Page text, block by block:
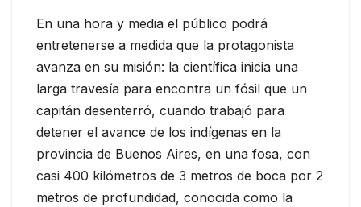
En una hora y media el público podrá
entretenerse a medida que la protagonista
avanza en su misión: la científica inicia una
larga travesía para encontra un fósil que un
capitán desenterró, cuando trabajó para
detener el avance de los indígenas en la
provincia de Buenos Aires, en una fosa, con
casi 400 kilómetros de 3 metros de boca por 2
metros de profundidad, conocida como la